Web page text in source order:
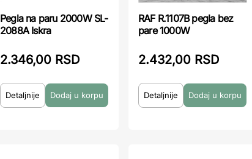
Pegla na paru 2000W SL-
2088A Iskra
2.346,00 RSD
Detaljnije
RAF R.1107B pegla bez
pare 1000W
2.432,00 RSD
Detaljnije